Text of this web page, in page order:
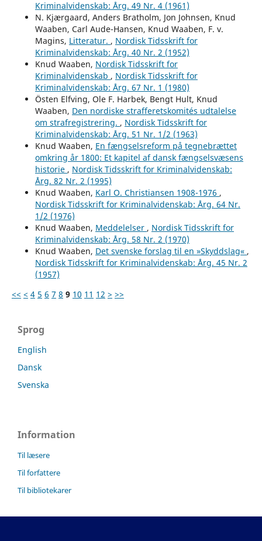
Kriminalvidenskab: Årg. 49 Nr. 4 (1961)
N. Kjærgaard, Anders Bratholm, Jon Johnsen, Knud
Waaben, Carl Aude-Hansen, Knud Waaben, F. v.
Magins, Litteratur. , Nordisk Tidsskrift for
Kriminalvidenskab: Årg. 40 Nr. 2 (1952)
Knud Waaben, Nordisk Tidsskrift for
Kriminalvidenskab , Nordisk Tidsskrift for
Kriminalvidenskab: Årg. 67 Nr. 1 (1980)
Östen Elfving, Ole F. Harbek, Bengt Hult, Knud
Waaben, Den nordiske strafferetskomités udtalelse
om strafregistrering. , Nordisk Tidsskrift for
Kriminalvidenskab: Årg. 51 Nr. 1/2 (1963)
Knud Waaben, En fængselsreform på tegnebrættet
omkring år 1800: Et kapitel af dansk fængselsvæsens
historie , Nordisk Tidsskrift for Kriminalvidenskab:
Årg. 82 Nr. 2 (1995)
Knud Waaben, Karl O. Christiansen 1908-1976 ,
Nordisk Tidsskrift for Kriminalvidenskab: Årg. 64 Nr.
1/2 (1976)
Knud Waaben, Meddelelser , Nordisk Tidsskrift for
Kriminalvidenskab: Årg. 58 Nr. 2 (1970)
Knud Waaben, Det svenske forslag til en »Skyddslag« ,
Nordisk Tidsskrift for Kriminalvidenskab: Årg. 45 Nr. 2
(1957)
<< < 4 5 6 7 8 9 10 11 12 > >>
Sprog
English
Dansk
Svenska
Information
Til læsere
Til forfattere
Til bibliotekarer